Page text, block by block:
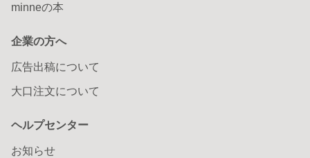
minneの本
企業の方へ
広告出稿について
大口注文について
ヘルプセンター
お知らせ